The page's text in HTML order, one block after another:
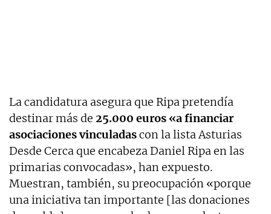
La candidatura asegura que Ripa pretendía
destinar más de 25.000 euros «a financiar
asociaciones vinculadascon la lista Asturias
Desde Cerca que encabeza Daniel Ripa en las
primarias convocadas», han expuesto.
Muestran, también, su preocupación «porque
una iniciativa tan importante [las donaciones